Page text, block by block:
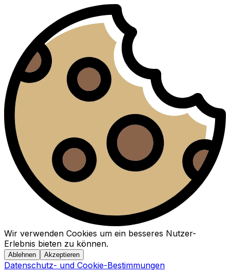
Wir verwenden Cookies um ein besseres Nutzer-
Erlebnis bieten zu können.
Ablehnen Akzeptieren
Datenschutz- und Cookie-Bestimmungen